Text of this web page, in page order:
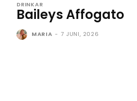
DRINKAR
Baileys Affogato
MARIA - 7 JUNI, 2026